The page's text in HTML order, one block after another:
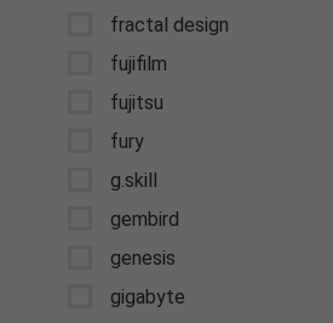
fractal design
fujifilm
fujitsu
fury
g.skill
gembird
genesis
gigabyte